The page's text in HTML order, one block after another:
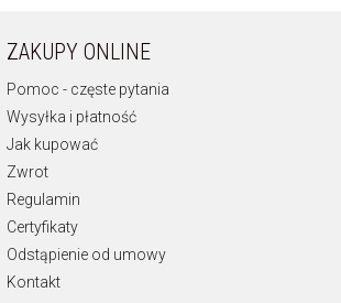
ZAKUPY ONLINE
Pomoc - częste pytania
Wysyłka i płatność
Jak kupować
Zwrot
Regulamin
Certyfikaty
Odstąpienie od umowy
Kontakt